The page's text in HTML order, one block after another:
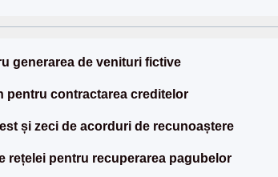
generarea de venituri fictive
pentru contractarea creditelor
și zeci de acorduri de recunoaștere
rețelei pentru recuperarea pagubelor